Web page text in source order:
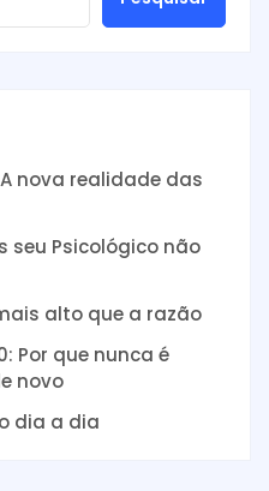
nova realidade das
seu Psicológico não
alto que a razão
Por que nunca é
novo
dia a dia